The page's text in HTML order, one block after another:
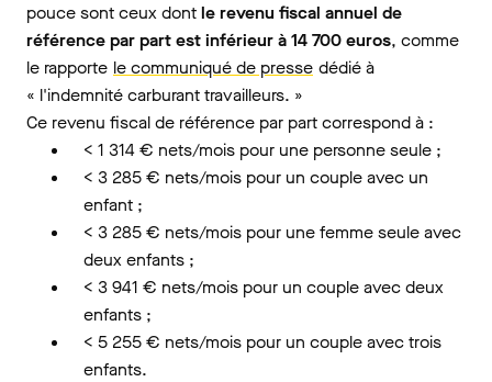
pouce sont ceux dontle revenu fiscal annuel de
référence par part est inférieur à 14 700 euros, comme
le rapporte le communiqué de presse dédié à
« l'indemnité carburant travailleurs. »
Ce revenu fiscal de référence par part correspond à :
< 1 314 € nets/mois pour une personne seule ;
< 3 285 € nets/mois pour un couple avec un
enfant ;
< 3 285 € nets/mois pour une femme seule avec
deux enfants ;
< 3 941 € nets/mois pour un couple avec deux
enfants ;
< 5 255 € nets/mois pour un couple avec trois
enfants.